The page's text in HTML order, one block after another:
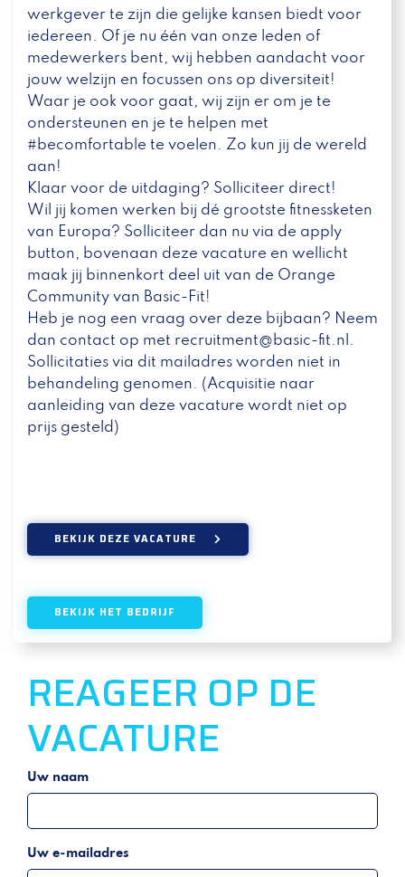
werkgever te zijn die gelijke kansen biedt voor
iedereen. Of je nu één van onze leden of
medewerkers bent, wij hebben aandacht voor
jouw welzijn en focussen ons op diversiteit!
Waar je ook voor gaat, wij zijn er om je te
ondersteunen en je te helpen met
#becomfortable te voelen. Zo kun jij de wereld
aan!
Klaar voor de uitdaging? Solliciteer direct!
Wil jij komen werken bij dé grootste fitnessketen
van Europa? Solliciteer dan nu via de apply
button, bovenaan deze vacature en wellicht
maak jij binnenkort deel uit van de Orange
Community van Basic-Fit!
Heb je nog een vraag over deze bijbaan? Neem
dan contact op met recruitment@basic-fit.nl.
Sollicitaties via dit mailadres worden niet in
behandeling genomen. (Acquisitie naar
aanleiding van deze vacature wordt niet op
prijs gesteld)
BEKIJK DEZE VACATURE
BEKIJK HET BEDRIJF
REAGEER OP DE
VACATURE
Uw naam
Uw e-mailadres